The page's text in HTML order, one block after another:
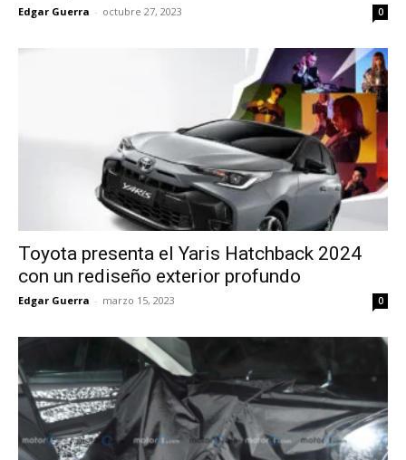
Edgar Guerra - octubre 27, 2023 0
Toyota presenta el Yaris Hatchback 2024
con un rediseño exterior profundo
Edgar Guerra - marzo 15, 2023 0